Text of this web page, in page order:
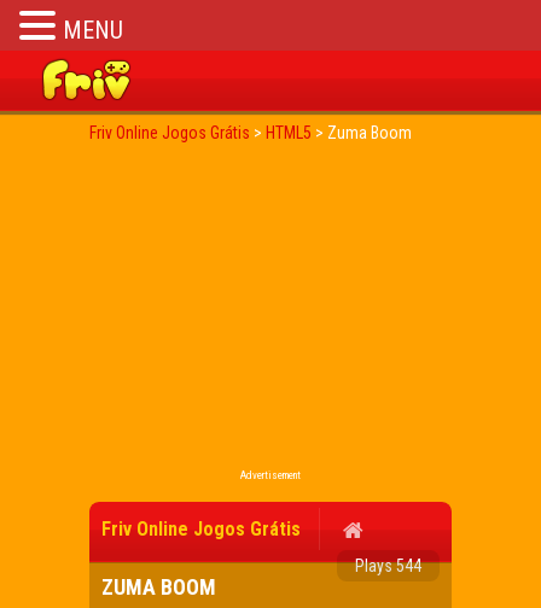
Friv Online Jogos Grátis > HTML5 > Zuma Boom
Advertisement
Friv Online Jogos Grátis
Plays 544
ZUMA BOOM
MENU